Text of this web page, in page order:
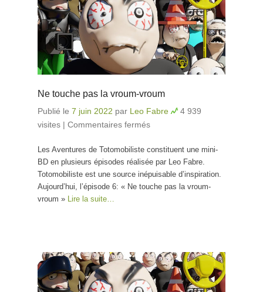
Ne touche pas la vroum-vroum
Publié le 7 juin 2022 par Leo Fabre
4 939
visites | Commentaires fermés
Les Aventures de Totomobiliste constituent une mini-
BD en plusieurs épisodes réalisée par Leo Fabre.
Totomobiliste est une source inépuisable d’inspiration.
Aujourd’hui, l’épisode 6: « Ne touche pas la vroum-
vroum » Lire la suite…